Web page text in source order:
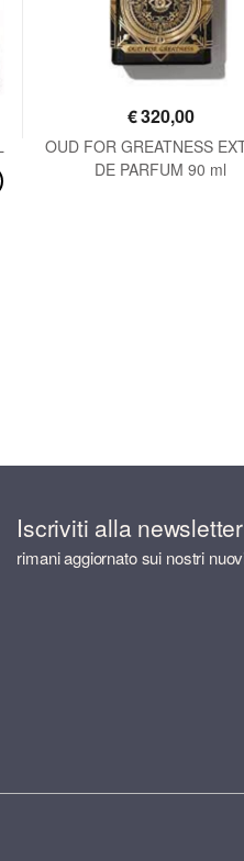
€320,00
OUD FOR GREATNESS
DE PARFUM 90 ml
Iscriviti alla newsletter
rimani aggiornato sui nostri